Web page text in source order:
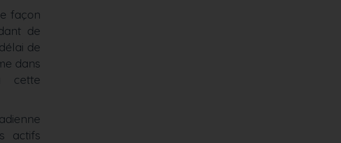
façon
de
de
dans
cette
actifs